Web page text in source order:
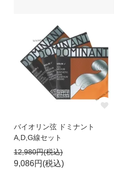
バイオリン弦 ドミナント
A,D,G線セット
12,980円(税込)
9,086円(税込)